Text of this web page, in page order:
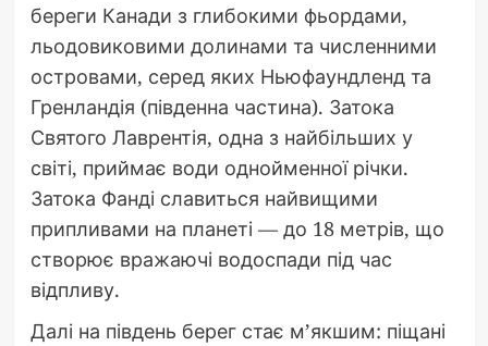
береги Канади з глибокими фьордами,
льодовиковими долинами та численними
островами, серед яких Ньюфаундленд та
Гренландія (південна частина). Затока
Святого Лаврентія, одна з найбільших у
світі, приймає води однойменної річки.
Затока Фанді славиться найвищими
припливами на планеті — до 18 метрів, що
створює вражаючі водоспади під час
відпливу.
Далі на південь берег стає м’якшим: піщані